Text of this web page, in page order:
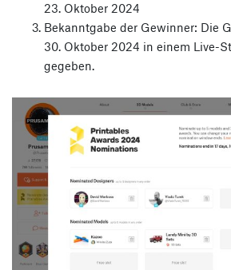
23. Oktober 2024
Bekanntgabe der Gewinner: Die
30. Oktober 2024 in einem Live-
gegeben.